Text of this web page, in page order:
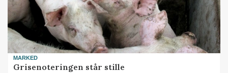
MARKED
Grisenoteringen står stille